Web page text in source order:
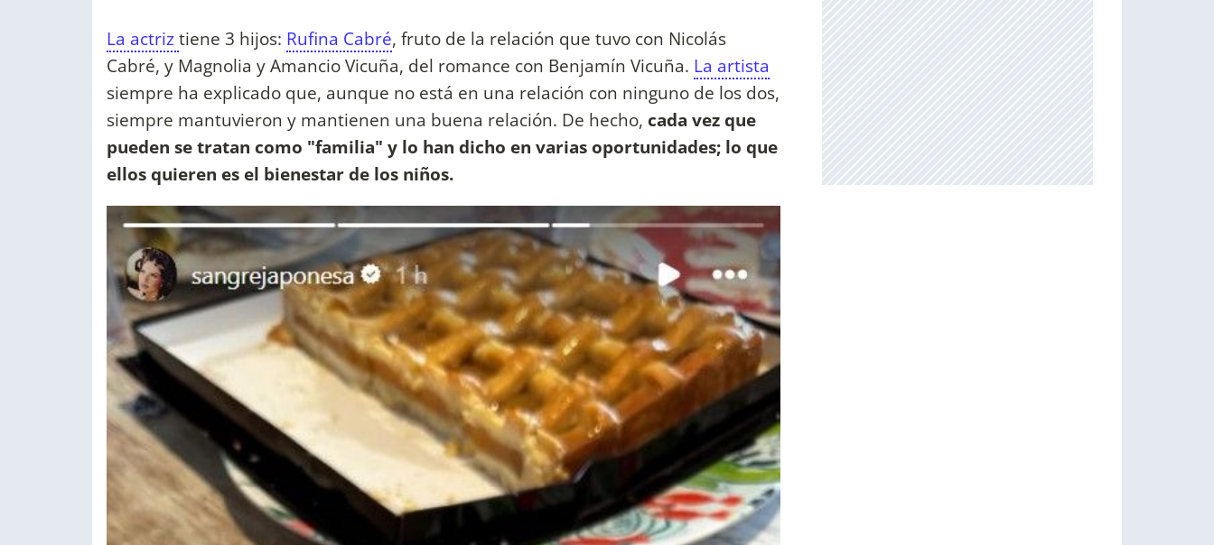
La actriztiene 3 hijos: Rufina Cabré, fruto de la relación que tuvo con Nicolás
Cabré, y Magnolia y Amancio Vicuña, del romance con Benjamín Vicuña. La artista
siempre ha explicado que, aunque no está en una relación con ninguno de los dos,
siempre mantuvieron y mantienen una buena relación. De hecho, cada vez que
pueden se tratan como "familia" y lo han dicho en varias oportunidades; lo que
ellos quieren es el bienestar de los niños.